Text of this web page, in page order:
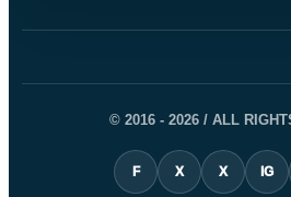
© 2016 - 2026 / ALL
F X X IG